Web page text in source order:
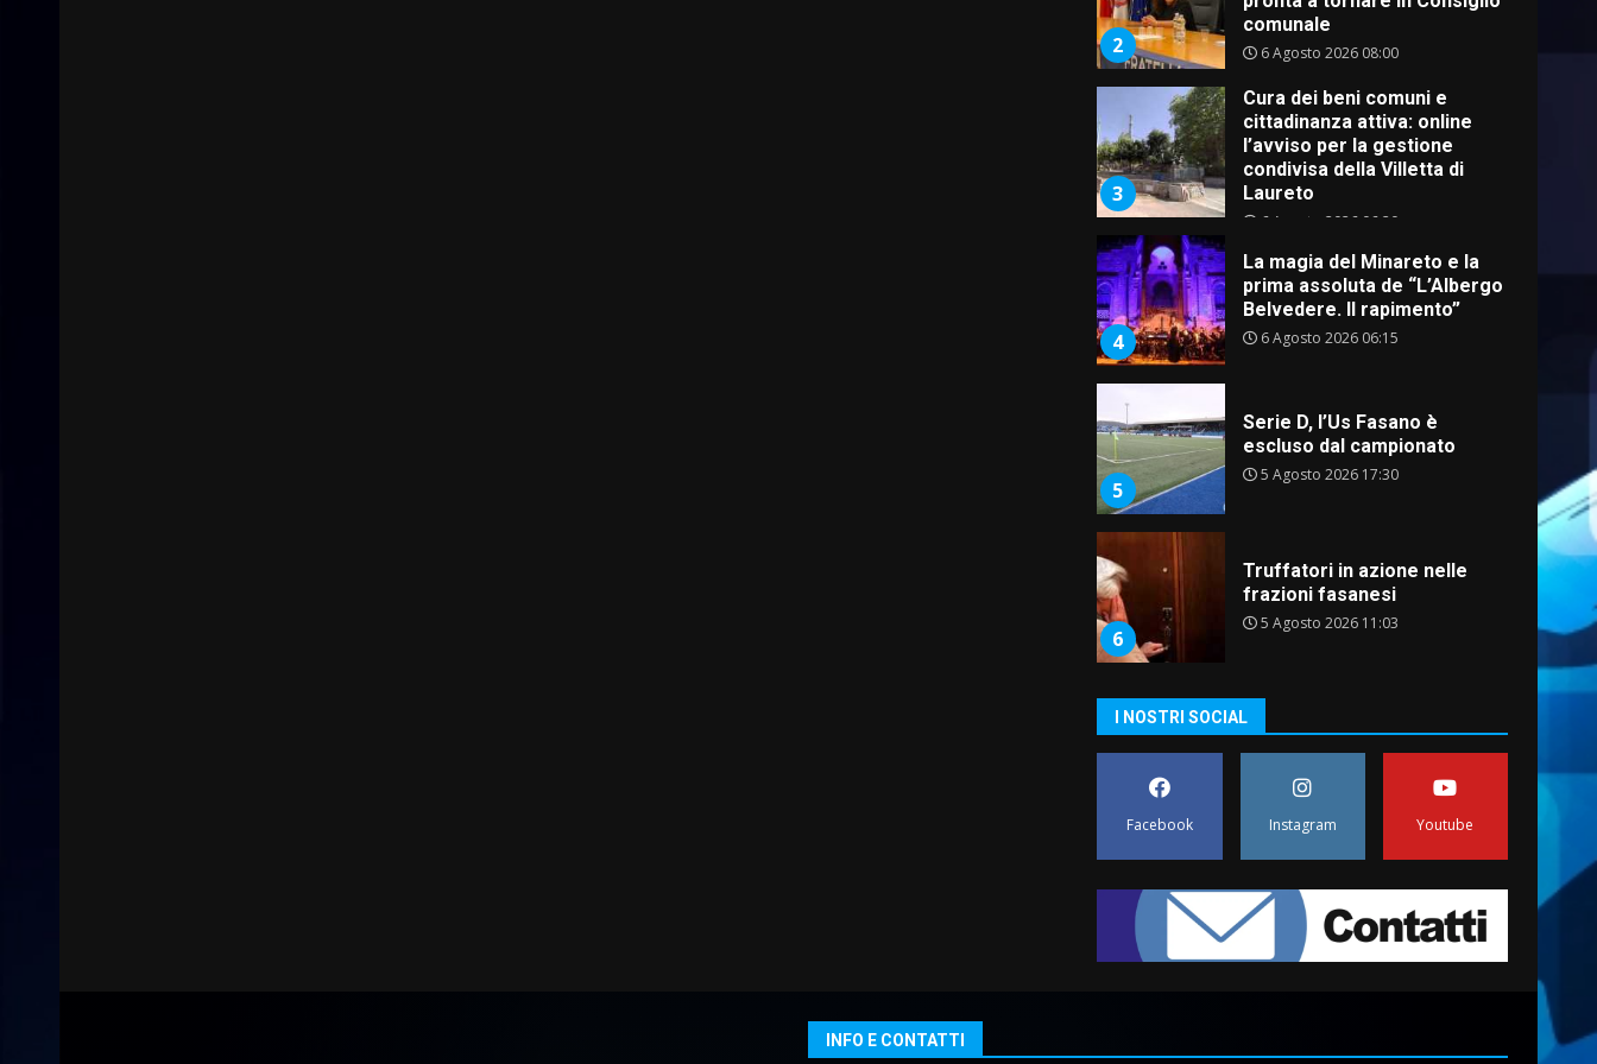
2
comunale
6 Agosto 2026 08:00
3
Cura dei beni comuni e
cittadinanza attiva: online
l’avviso per la gestione
condivisa della Villetta di
Laureto
6 Agosto 2026 06:20
4
La magia del Minareto e la
prima assoluta de “L’Albergo
Belvedere. Il rapimento”
6 Agosto 2026 06:15
5
Serie D, l’Us Fasano è
escluso dal campionato
5 Agosto 2026 17:30
6
Truffatori in azione nelle
frazioni fasanesi
5 Agosto 2026 11:03
scrivono al Prefetto: “Noi
cittadini di serie B”
5 Agosto 2026 06:15
straordinarie del Comune di
Fasano
6 Agosto 2026 14:16
I NOSTRI SOCIAL
Facebook Instagram Youtube
INFO E CONTATTI